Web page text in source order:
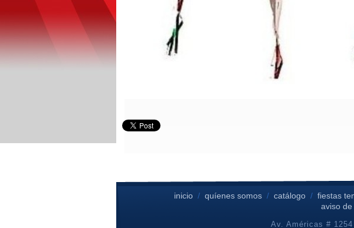
inicio /quíenes somos /catálogo / fiestas
aviso
Av. Américas #